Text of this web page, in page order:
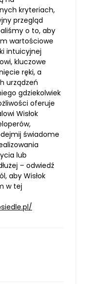
kryteriach,
przegląd
o to, aby
wartościowe
intuicyjnej
kluczowe
ręki, a
urządzeń
gdziekolwiek
oferuje
Wisłok
świadome
lub
– odwiedź
aby Wisłok
w tej